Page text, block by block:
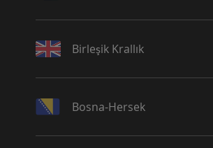
Birleşik Krallık
Bosna-Hersek